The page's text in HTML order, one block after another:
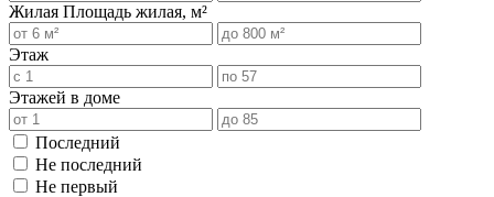
Жилая Площадь жилая, м²
Этаж
Этажей в доме
Последний
Не последний
Не первый